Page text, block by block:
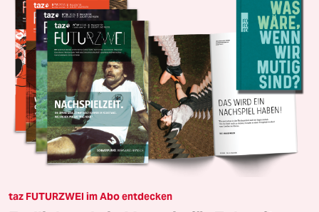
taz FUTURZWEI im Abo entdecken